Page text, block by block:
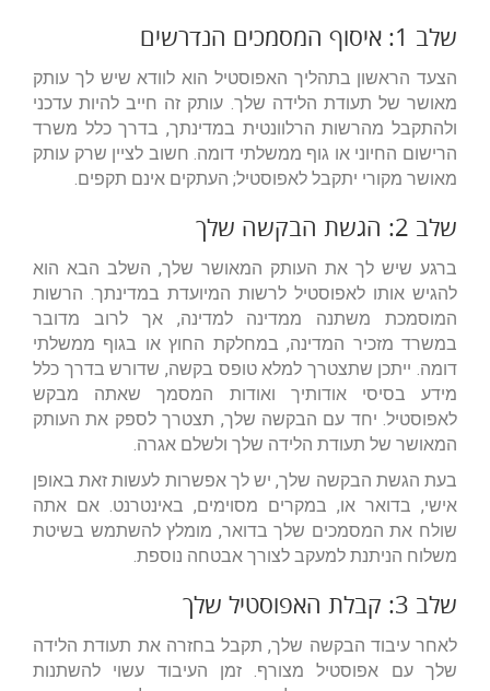
שלב 1: איסוף המסמכים הנדרשים
הצעד הראשון בתהליך האפוסטיל הוא לוודא שיש לך עותק
מאושר של תעודת הלידה שלך. עותק זה חייב להיות עדכני
ולהתקבל מהרשות הרלוונטית במדינתך, בדרך כלל משרד
הרישום החיוני או גוף ממשלתי דומה. חשוב לציין שרק עותק
מאושר מקורי יתקבל לאפוסטיל; העתקים אינם תקפים.
שלב 2: הגשת הבקשה שלך
ברגע שיש לך את העותק המאושר שלך, השלב הבא הוא
להגיש אותו לאפוסטיל לרשות המיועדת במדינתך. הרשות
המוסמכת משתנה ממדינה למדינה, אך לרוב מדובר
במשרד מזכיר המדינה, במחלקת החוץ או בגוף ממשלתי
דומה. ייתכן שתצטרך למלא טופס בקשה, שדורש בדרך כלל
מידע בסיסי אודותיך ואודות המסמך שאתה מבקש
לאפוסטיל. יחד עם הבקשה שלך, תצטרך לספק את העותק
המאושר של תעודת הלידה שלך ולשלם אגרה.
בעת הגשת הבקשה שלך, יש לך אפשרות לעשות זאת באופן
אישי, בדואר או, במקרים מסוימים, באינטרנט. אם אתה
שולח את המסמכים שלך בדואר, מומלץ להשתמש בשיטת
משלוח הניתנת למעקב לצורך אבטחה נוספת.
שלב 3: קבלת האפוסטיל שלך
לאחר עיבוד הבקשה שלך, תקבל בחזרה את תעודת הלידה
שלך עם אפוסטיל מצורף. זמן העיבוד עשוי להשתנות